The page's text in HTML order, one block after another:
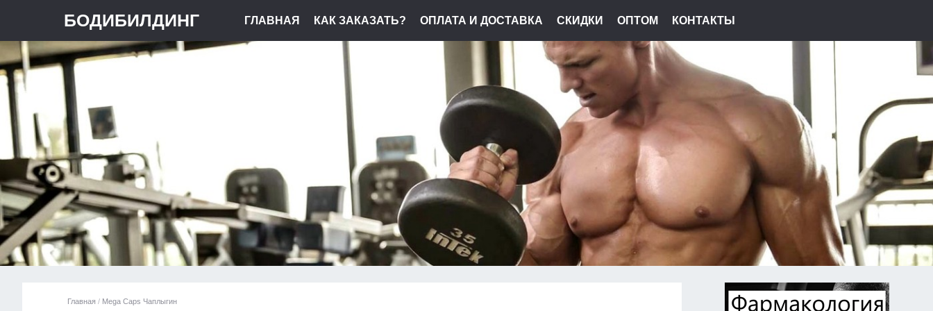
БОДИБИЛДИНГ ГЛАВНАЯ КАК ЗАКАЗАТЬ? ОПЛАТА И ДОСТАВКА СКИДКИ ОПТОМ КОНТАКТЫ
Главная / Mega Caps Чаплыгин